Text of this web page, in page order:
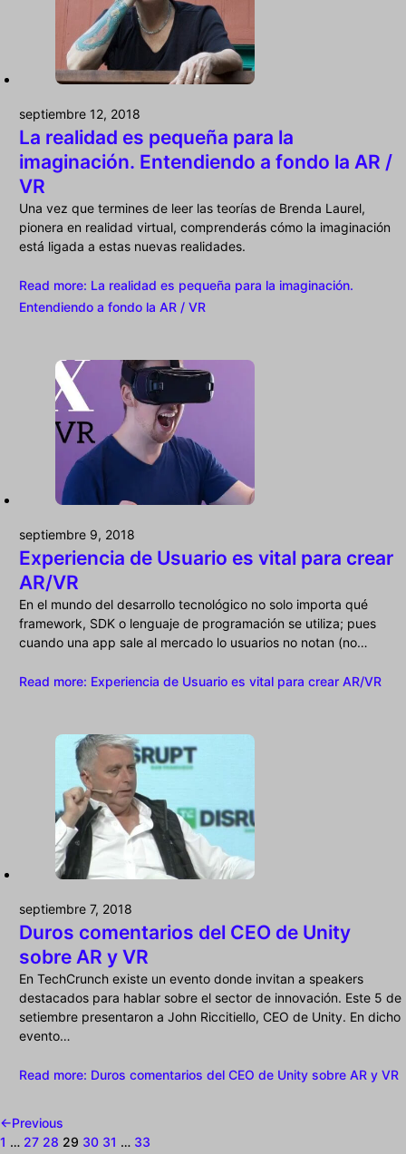
septiembre 12, 2018
La realidad es pequeña para la
imaginación. Entendiendo a fondo la AR /
VR
Una vez que termines de leer las teorías de Brenda Laurel,
pionera en realidad virtual, comprenderás cómo la imaginación
está ligada a estas nuevas realidades.
Read more: La realidad es pequeña para la imaginación.
Entendiendo a fondo la AR / VR
septiembre 9, 2018
Experiencia de Usuario es vital para crear
AR/VR
En el mundo del desarrollo tecnológico no solo importa qué
framework, SDK o lenguaje de programación se utiliza; pues
cuando una app sale al mercado lo usuarios no notan (no…
Read more: Experiencia de Usuario es vital para crear AR/VR
septiembre 7, 2018
Duros comentarios del CEO de Unity
sobre AR y VR
En TechCrunch existe un evento donde invitan a speakers
destacados para hablar sobre el sector de innovación. Este 5 de
setiembre presentaron a John Riccitiello, CEO de Unity. En dicho
evento…
Read more: Duros comentarios del CEO de Unity sobre AR y VR
←Previous
1 … 27 28 29 30 31 … 33